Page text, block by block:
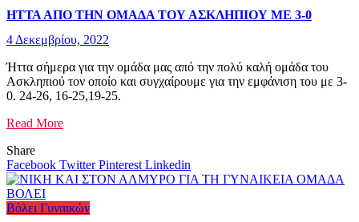
ΗΤΤΑ ΑΠΟ ΤΗΝ ΟΜΑΔΑ ΤΟΥ ΑΣΚΛΗΠΙΟΥ ΜΕ 3-0
4 Δεκεμβρίου, 2022
Ήττα σήμερα για την ομάδα μας από την πολύ καλή ομάδα του
Ασκληπιού τον οποίο και συγχαίρουμε για την εμφάνιση του με 3-
0. 24-26, 16-25,19-25.
Read More
Share
Facebook TwitterPinterest Linkedin
Βόλει Γυναικών